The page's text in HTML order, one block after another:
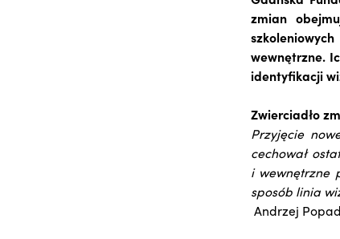
zmian
wewnętrzne.
identyfikacji
Zwierciadło
Przyjęcie
cechował
i wewnętrzne
sposób linia
Andrzej